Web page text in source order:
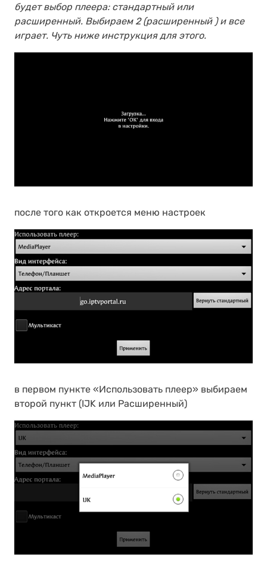
будет выбор плеера: стандартный или
расширенный. Выбираем 2 (расширенный ) и все
играет. Чуть ниже инструкция для этого.
после того как откроется меню настроек
в первом пункте «Использовать плеер» выбираем
второй пункт (IJK или Расширенный)